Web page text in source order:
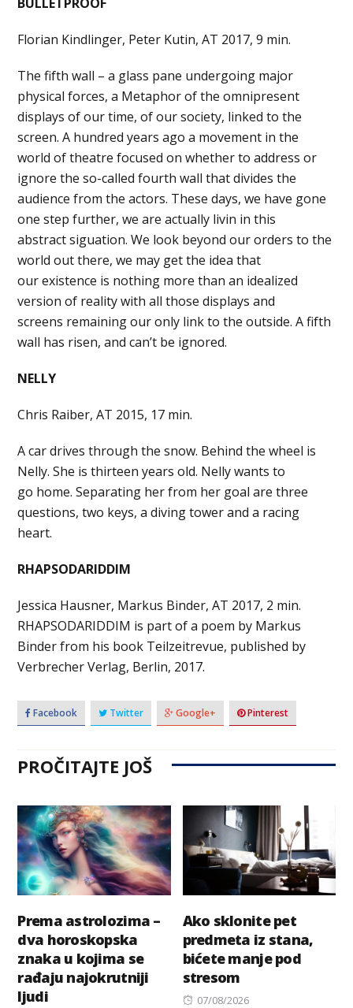
Florian Kindlinger, Peter Kutin, AT 2017, 9 min.
The fifth wall – a glass pane undergoing major
physical forces, a Metaphor of the omnipresent
displays of our time, of our society, linked to the
screen. A hundred years ago a movement in the
world of theatre focused on whether to address or
ignore the so-called fourth wall that divides the
audience from the actors. These days, we have gone
one step further, we are actually livin in this
abstract siguation. We look beyond our orders to the
world out there, we may get the idea that
our existence is nothing more than an idealized
version of reality with all those displays and
screens remaining our only link to the outside. A fifth
wall has risen, and can’t be ignored.
NELLY
Chris Raiber, AT 2015, 17 min.
A car drives through the snow. Behind the wheel is
Nelly. She is thirteen years old. Nelly wants to
go home. Separating her from her goal are three
questions, two keys, a diving tower and a racing
heart.
RHAPSODARIDDIM
Jessica Hausner, Markus Binder, AT 2017, 2 min.
RHAPSODARIDDIM is part of a poem by Markus
Binder from his book Teilzeitrevue, published by
Verbrecher Verlag, Berlin, 2017.
Facebook Twitter Google+ Pinterest
PROČITAJTE JOŠ
Prema astrolozima –
dva horoskopska
znaka u kojima se
rađaju najokrutniji
ljudi
Ako sklonite pet
predmeta iz stana,
bićete manje pod
stresom
Posted
07/08/2026